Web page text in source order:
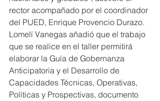
rector acompañado por el coordinador
del PUED, Enrique Provencio Durazo.
Lomelí Vanegas añadió que el trabajo
que se realice en el taller permitirá
elaborar la Guía de Gobernanza
Anticipatoria y el Desarrollo de
Capacidades Técnicas, Operativas,
Políticas y Prospectivas, documento